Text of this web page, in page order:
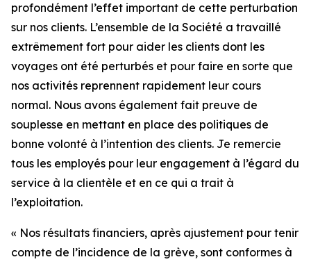
profondément l’effet important de cette perturbation
sur nos clients. L’ensemble de la Société a travaillé
extrêmement fort pour aider les clients dont les
voyages ont été perturbés et pour faire en sorte que
nos activités reprennent rapidement leur cours
normal. Nous avons également fait preuve de
souplesse en mettant en place des politiques de
bonne volonté à l’intention des clients. Je remercie
tous les employés pour leur engagement à l’égard du
service à la clientèle et en ce qui a trait à
l’exploitation.
« Nos résultats financiers, après ajustement pour tenir
compte de l’incidence de la grève, sont conformes à